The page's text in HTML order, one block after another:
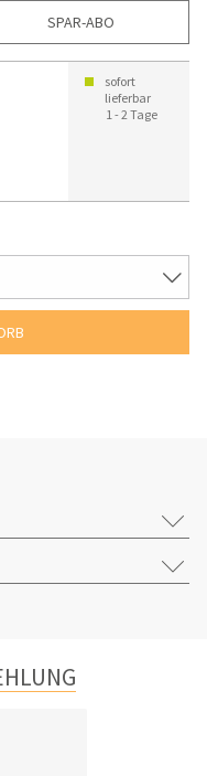
SPAR-ABO
sofort
lieferbar
1 - 2 Tage